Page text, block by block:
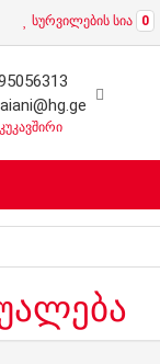
სურვილების სია 0